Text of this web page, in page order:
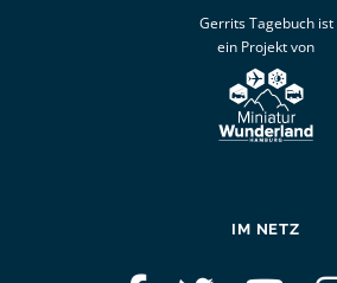
Gerrits Tagebuch ist
ein Projekt von
IM NETZ